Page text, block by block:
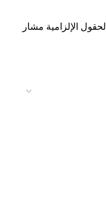
الحقول الإلزامية مشار